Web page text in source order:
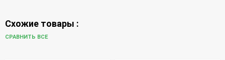
Схожие товары :
СРАВНИТЬ ВСЕ